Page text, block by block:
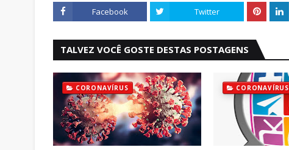
Facebook Twitter
TALVEZ VOCÊ GOSTE DESTAS POSTAGENS
CORONAVÍRUS CORONAVÍRUS